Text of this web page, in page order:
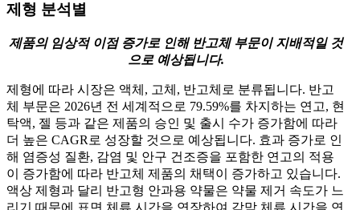
제형 분석별
제품의 임상적 이점 증가로 인해 반고체 부문이 지배적일 것
으로 예상됩니다.
제형에 따라 시장은 액체, 고체, 반고체로 분류됩니다. 반고
체 부문은 2026년 전 세계적으로 79.59%를 차지하는 연고, 현
탁액, 젤 등과 같은 제품의 승인 및 출시 수가 증가함에 따라
더 높은 CAGR로 성장할 것으로 예상됩니다. 효과 증가로 인
해 염증성 질환, 감염 및 안구 건조증을 포함한 연고의 적용
이 증가함에 따라 반고체 제품의 채택이 증가하고 있습니다.
액상 제형과 달리 반고형 안과용 약물은 약물 제거 속도가 느
리기 때문에 표면 체류 시간을 연장하여 각막 체류 시간을 연